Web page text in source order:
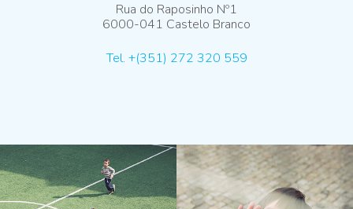
Rua do Raposinho Nº1
6000-041 Castelo Branco
Tel. +(351) 272 320 559